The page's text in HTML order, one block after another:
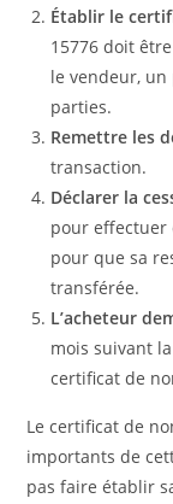
Établir le
15776 doit
le vendeur, un
parties.
Remettre les
transaction.
Déclarer la
pour effectuer
pour que sa
transférée.
L’acheteur
mois suivant
certificat de
Le certificat de
importants de
pas faire établir